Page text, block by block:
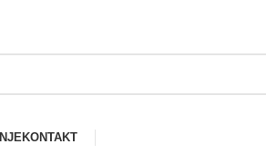
KONTAKT